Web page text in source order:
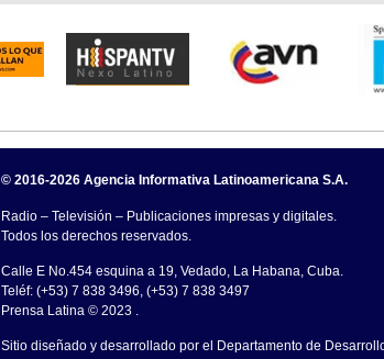
© 2016-2026 Agencia Informativa Latinoamericana S.A.
Radio – Televisión – Publicaciones impresas y digitales.
Todos los derechos reservados.
Calle E No.454 esquina a 19, Vedado, La Habana, Cuba.
Teléf: (+53) 7 838 3496, (+53) 7 838 3497
Prensa Latina © 2023 .
Sitio diseñado y desarrollado por el Departamento de